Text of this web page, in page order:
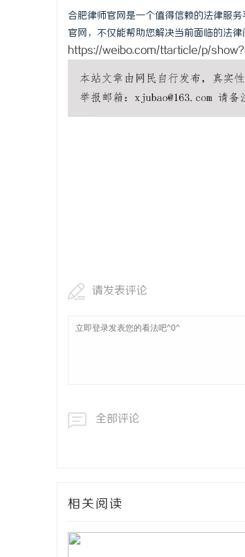
合肥律师官网是一个值得信赖的法律服
官网，不仅能帮助您解决当前面临的法
https://weibo.com/ttarticle/p/
请发表评论
全部评论
相关阅读